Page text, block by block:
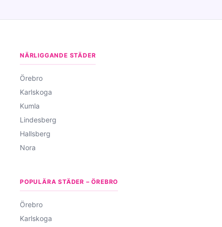
NÄRLIGGANDE STÄDER
Örebro
Karlskoga
Kumla
Lindesberg
Hallsberg
Nora
POPULÄRA STÄDER – ÖREBRO
Örebro
Karlskoga